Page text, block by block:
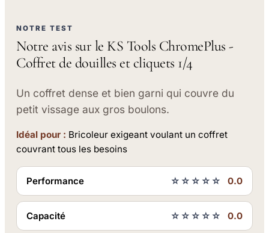
NOTRE TEST
Notre avis sur le KS Tools ChromePlus -
Coffret de douilles et cliquets 1/4
Un coffret dense et bien garni qui couvre du
petit vissage aux gros boulons.
Idéal pour : Bricoleur exigeant voulant un coffret
couvrant tous les besoins
Performance ☆☆☆☆☆ 0.0
Capacité ☆☆☆☆☆ 0.0